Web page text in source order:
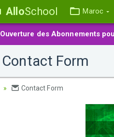
AlloSchool Maroc
Ouverture des Abonnements
Contact Form
Contact Form